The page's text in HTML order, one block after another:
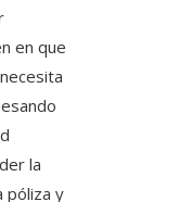
en que
la
póliza y